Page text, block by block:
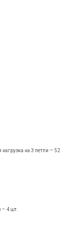
на 3 петли — 52
– 4 шт.